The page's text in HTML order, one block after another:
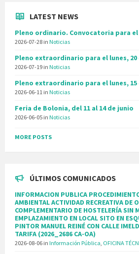
LATEST NEWS
Pleno ordinario. Convocatoria para el
2026-07-28 in Noticias
Pleno extraordinario para el lunes, 20
2026-07-19 in Noticias
Pleno extraordinario para el lunes, 15
2026-06-11 in Noticias
Feria de Bolonia, del 11 al 14 de junio
2026-06-05 in Noticias
MORE POSTS
ÚLTIMOS COMUNICADOS
INFORMACION PUBLICA
AMBIENTAL ACTIVIDAD RECREATIVA DE
COMPLEMENTARIO DE HOSTELERÍA SIN
EMPLAZAMIENTO EN LOCAL SITO EN
PINTOR MANUEL REINÉ CON CALLE
TARIFA (2026_2686 CA-OA)
2026-08-06 in Información Pública, OFICINA